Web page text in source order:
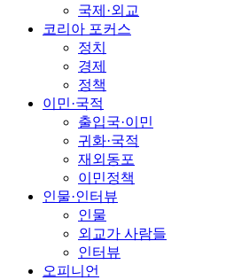
국제·외교
코리아 포커스
정치
경제
정책
이민·국적
출입국·이민
귀화·국적
재외동포
이민정책
인물·인터뷰
인물
외교가 사람들
인터뷰
오피니언